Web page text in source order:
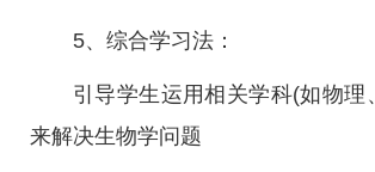
5、综合学习法：
引导学生运用相关学科(如物理
来解决生物学问题